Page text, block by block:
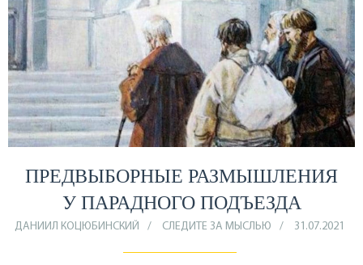
ПРЕДВЫБОРНЫЕ РАЗМЫШЛЕНИЯ
У ПАРАДНОГО ПОДЪЕЗДА
ДАНИИЛ КОЦЮБИНСКИЙ СЛЕДИТЕ ЗА МЫСЛЬЮ 31.07.2021